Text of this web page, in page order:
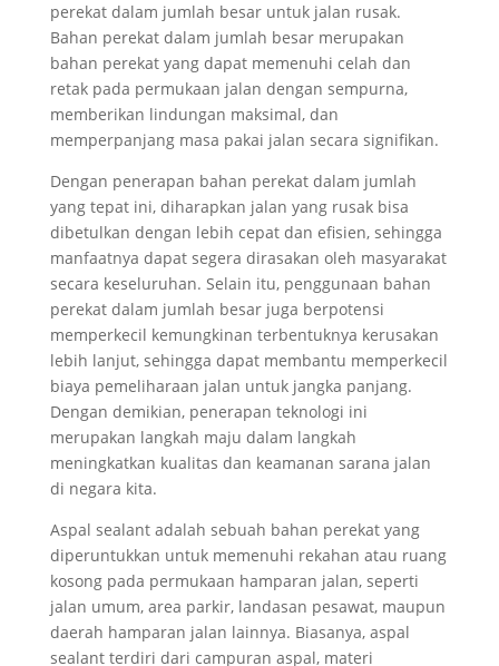
perekat dalam jumlah besar untuk jalan rusak.
Bahan perekat dalam jumlah besar merupakan
bahan perekat yang dapat memenuhi celah dan
retak pada permukaan jalan dengan sempurna,
memberikan lindungan maksimal, dan
memperpanjang masa pakai jalan secara signifikan.
Dengan penerapan bahan perekat dalam jumlah
yang tepat ini, diharapkan jalan yang rusak bisa
dibetulkan dengan lebih cepat dan efisien, sehingga
manfaatnya dapat segera dirasakan oleh masyarakat
secara keseluruhan. Selain itu, penggunaan bahan
perekat dalam jumlah besar juga berpotensi
memperkecil kemungkinan terbentuknya kerusakan
lebih lanjut, sehingga dapat membantu memperkecil
biaya pemeliharaan jalan untuk jangka panjang.
Dengan demikian, penerapan teknologi ini
merupakan langkah maju dalam langkah
meningkatkan kualitas dan keamanan sarana jalan
di negara kita.
Aspal sealant adalah sebuah bahan perekat yang
diperuntukkan untuk memenuhi rekahan atau ruang
kosong pada permukaan hamparan jalan, seperti
jalan umum, area parkir, landasan pesawat, maupun
daerah hamparan jalan lainnya. Biasanya, aspal
sealant terdiri dari campuran aspal, materi